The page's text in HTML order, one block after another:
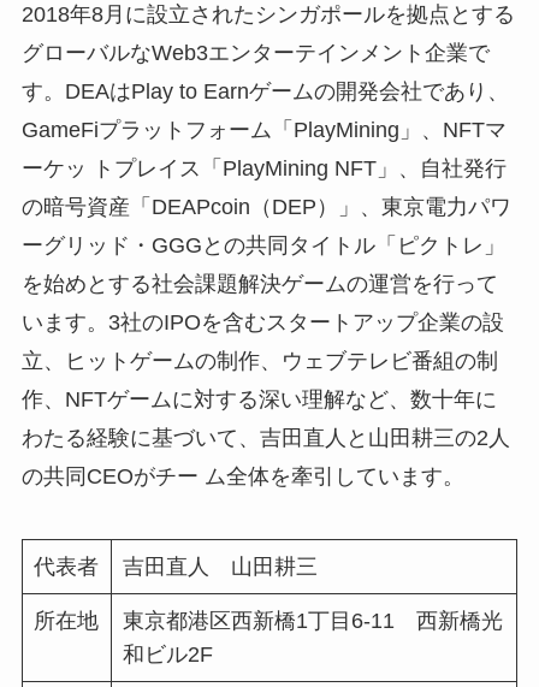
2018年8⽉に設⽴されたシンガポールを拠点とする
グローバルなWeb3エンターテインメント企業で
す。DEAはPlay to Earnゲームの開発会社であり、
GameFiプラットフォーム「PlayMining」、NFTマ
ーケッ トプレイス「PlayMining NFT」、⾃社発⾏
の暗号資産「DEAPcoin（DEP）」、東京電⼒パワ
ーグリッド・GGGとの共同タイトル「ピクトレ」
を始めとする社会課題解決ゲームの運営を⾏って
います。3社のIPOを含むスタートアップ企業の設
⽴、ヒットゲームの制作、ウェブテレビ番組の制
作、NFTゲームに対する深い理解など、数⼗年に
わたる経験に基づいて、吉⽥直⼈と⼭⽥耕三の2⼈
の共同CEOがチー ム全体を牽引しています。
代表者 吉田直人 山田耕三
所在地
東京都港区西新橋1丁目6-11 西新橋光
和ビル2F